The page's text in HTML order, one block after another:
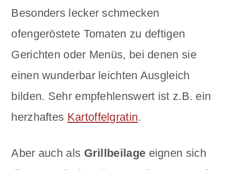
Besonders lecker schmecken
ofengeröstete Tomaten zu deftigen
Gerichten oder Menüs, bei denen sie
einen wunderbar leichten Ausgleich
bilden. Sehr empfehlenswert ist z.B. ein
herzhaftes Kartoffelgratin.
Aber auch als Grillbeilage eignen sich